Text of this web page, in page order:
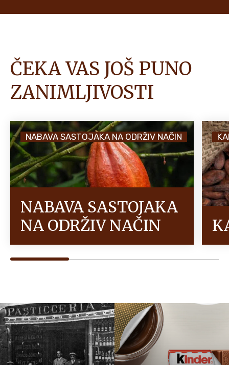
ČEKA VAS JOŠ PUNO
ZANIMLJIVOSTI
NABAVA SASTOJAKA NA ODRŽIV NAČIN
NABAVA SASTOJAKA
NA ODRŽIV NAČIN